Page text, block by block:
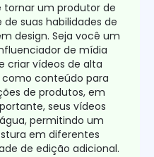
um produtor de
suas habilidades de
design. Seja você um
de mídia
criar vídeos de alta
conteúdo para
de produtos, em
seus vídeos
permitindo um
em diferentes
de edição adicional.